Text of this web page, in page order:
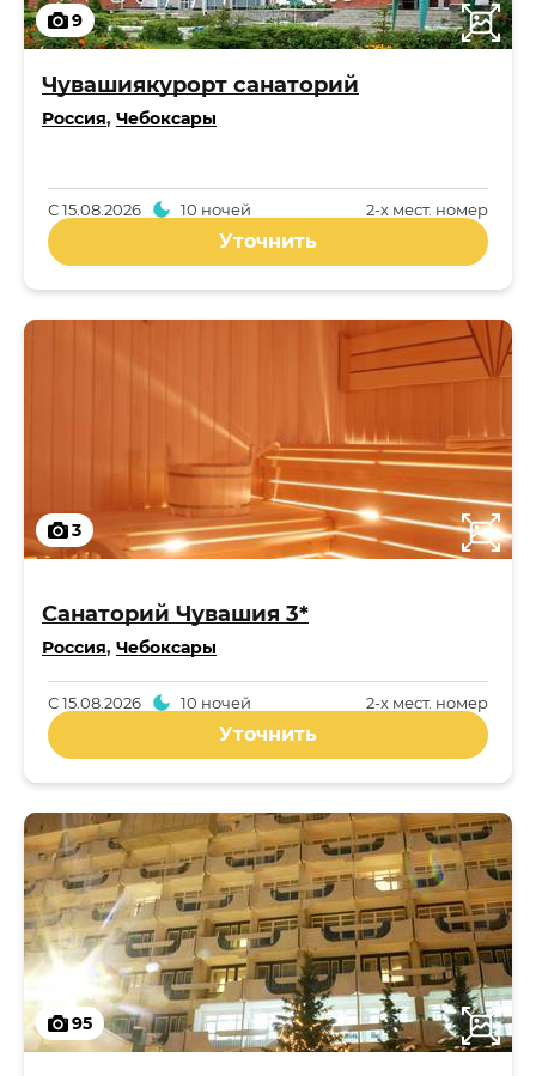
9
Чувашиякурорт санаторий
Россия, Чебоксары
2-x мест. номер
С15.08.2026 10 ночей
Уточнить
3
Санаторий Чувашия 3*
Россия, Чебоксары
2-x мест. номер
С15.08.2026 10 ночей
Уточнить
95